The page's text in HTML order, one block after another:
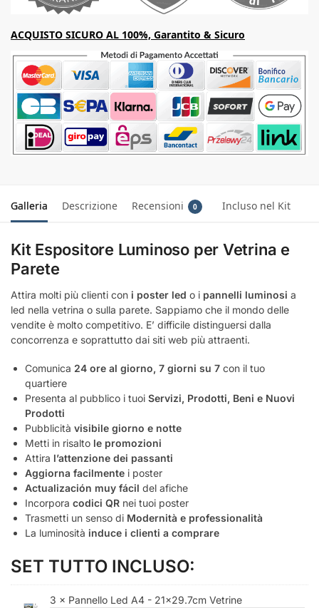
ACQUISTO SICURO AL 100%, Garantito & Sicuro
Galleria Descrizione Recensioni 0 Incluso nel Kit
Kit Espositore Luminoso per Vetrina e
Parete
Attira molti più clienti con i poster led o i pannelli luminosi a
led nella vetrina o sulla parete. Sappiamo che il mondo delle
vendite è molto competitivo. E’ difficile distinguersi dalla
concorrenza e soprattutto dai siti web più attraenti.
Comunica 24 ore al giorno, 7 giorni su 7 con il tuo
quartiere
Presenta al pubblico i tuoi Servizi, Prodotti, Beni e Nuovi
Prodotti
Pubblicità visibile giorno e notte
Metti in risalto le promozioni
Attira l’attenzione dei passanti
Aggiorna facilmente i poster
Actualización muy fácil del afiche
Incorpora codici QR nei tuoi poster
Trasmetti un senso di Modernità e professionalità
La luminosità induce i clienti a comprare
SET TUTTO INCLUSO:
3 × Pannello Led A4 - 21x29.7cm Vetrine